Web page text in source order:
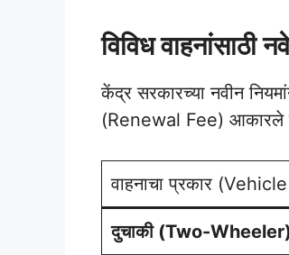
विविध
केंद्र सरकारच्या नवीन
(Renewal Fee) आकारले
वाहनाचा प्रकार
दुचाकी (Two-